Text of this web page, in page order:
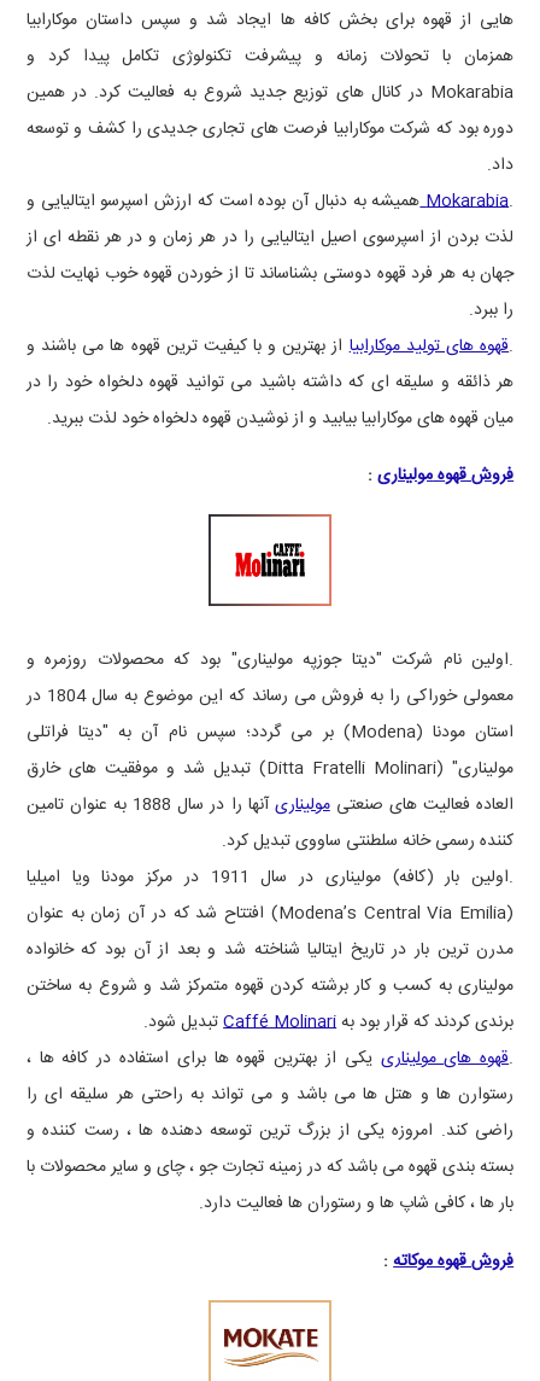
هایی از قهوه برای بخش کافه ها ایجاد شد و سپس داستان موکارابیا
همزمان با تحولات زمانه و پیشرفت تکنولوژی تکامل پیدا کرد و
Mokarabia در کانال های توزیع جدید شروع به فعالیت کرد. در همین
دوره بود که شرکت موکارابیا فرصت های تجاری جدیدی را کشف و توسعه
داد.
.
Mokarabiaهمیشه به دنبال آن بوده است که ارزش اسپرسو ایتالیایی و
لذت بردن از اسپرسوی اصیل ایتالیایی را در هر زمان و در هر نقطه ای از
جهان به هر فرد قهوه دوستی بشناساند تا از خوردن قهوه خوب نهایت لذت
را ببرد.
.قهوه های تولید موکارابیااز بهترین و با کیفیت ترین قهوه ها می باشند و
هر ذائقه و سلیقه ای که داشته باشید می توانید قهوه دلخواه خود را در
میان قهوه های موکارابیا بیابید و از نوشیدن قهوه دلخواه خود لذت ببرید.
فروش قهوهمولیناری:
.اولین نام شرکت "دیتا جوزپه مولیناری" بود که محصولات روزمره و
معمولی خوراکی را به فروش می رساند که این موضوع به سال 1804 در
استان مودنا (Modena) بر می گردد؛ سپس نام آن به "دیتا فراتلی
مولیناری" (Ditta Fratelli Molinari)تبدیل شد و موفقیت های خارق
العاده فعالیت های صنعتیمولیناری
آنها را در سال 1888 به عنوان تامین
کننده رسمی خانه سلطنتی ساووی تبدیل کرد.
.اولین بار (کافه) مولیناری در سال 1911 در مرکز مودنا ویا امیلیا
(Modena’s Central Via Emilia) افتتاح شد که در آن زمان به عنوان
مدرن ترین بار در تاریخ ایتالیا شناخته شد و بعد از آن بود که خانواده
مولیناری به کسب و کار برشته کردن قهوه متمرکز شد و شروع به ساختن
برندی کردند که قرار بود بهCaffé Molinariتبدیل شود.
.قهوه های مولیناری یکی از بهترین قهوه ها برای استفاده در کافه ها ،
رستوارن ها و هتل ها می باشد و می تواند به راحتی هر سلیقه ای را
راضی کند. امروزه یکی از بزرگ ترین توسعه دهنده ها ، رست کننده و
بسته بندی قهوه می باشد که در زمینه تجارت جو ، چای و سایر محصولات با
بار ها ، کافی شاپ ها و رستوران ها فعالیت دارد.
فروش قهوه موکاته: